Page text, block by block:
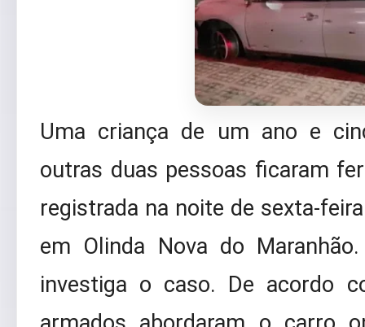
Uma criança de um ano e
outras duas pessoas ficaram
registrada na noite de sexta-
em Olinda Nova do
investiga o caso. De acordo